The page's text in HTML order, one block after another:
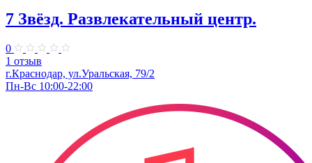
7 Звёзд. Развлекательный центр.
0
1 отзыв
г.Краснодар, ул.Уральская, 79/2
Пн-Вс 10:00-22:00